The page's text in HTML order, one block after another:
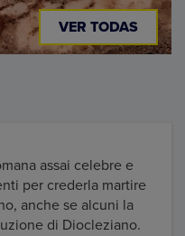
VER TODAS
assai celebre e
per crederla martire
anche se alcuni la
di Diocleziano.